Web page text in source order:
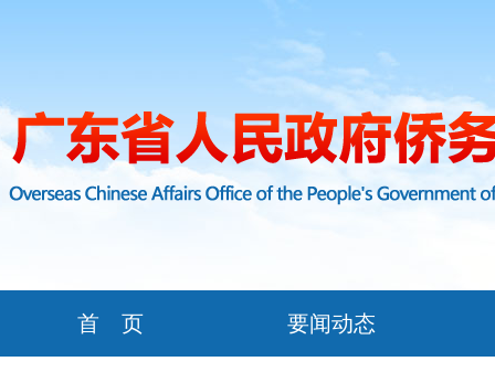
首 页 要闻动态